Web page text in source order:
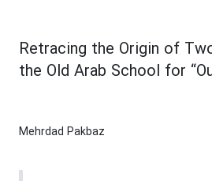
Retracing the Origin of
the Old Arab School for
Mehrdad Pakbaz